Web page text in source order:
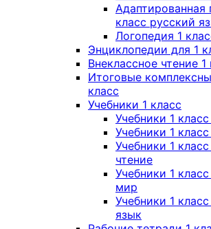
Адаптированная
класс русский
Логопедия 1
Энциклопедии для 1
Внеклассное чтение 1
Итоговые
класс
Учебники 1 класс
Учебники 1
Учебники 1
Учебники 1
чтение
Учебники 1
мир
Учебники 1
язык